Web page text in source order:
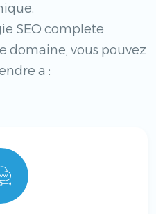
SEO complete
domaine, vous pouvez
a :